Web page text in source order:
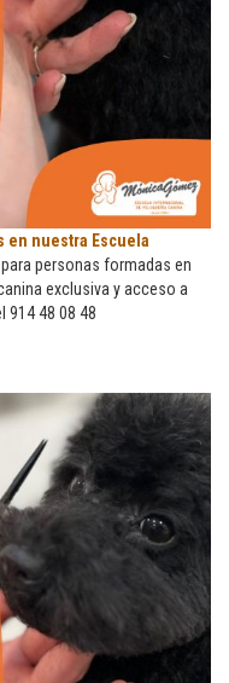
en nuestra Escuela
personas formadas en
exclusiva y acceso a
914 48 08 48